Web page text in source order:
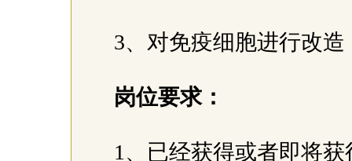
3、对免疫细胞进行改
岗位要求：
1、已经获得或者即将